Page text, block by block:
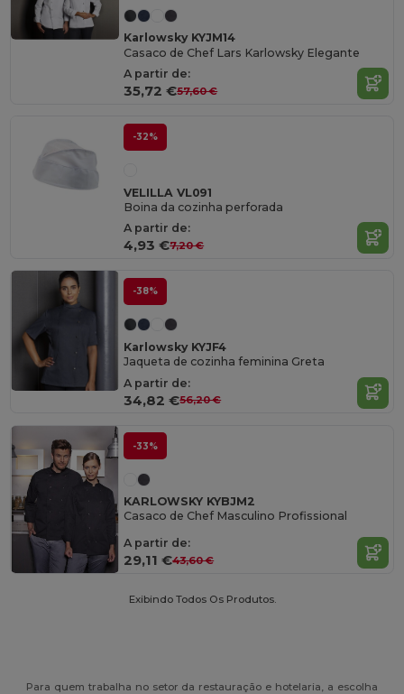
Karlowsky KYJM14
Casaco de Chef Lars Karlowsky Elegante
A partir de:
35,72 €57,60 €
-32%
VELILLA VL091
Boina da cozinha perforada
A partir de:
4,93 €7,20 €
-38%
Karlowsky KYJF4
Jaqueta de cozinha feminina Greta
A partir de:
34,82 €56,20 €
-33%
KARLOWSKY KYBJM2
Casaco de Chef Masculino Profissional
A partir de:
29,11 €43,60 €
Exibindo Todos Os Produtos.
Para quem trabalha no setor da restauração e hotelaria, a escolha